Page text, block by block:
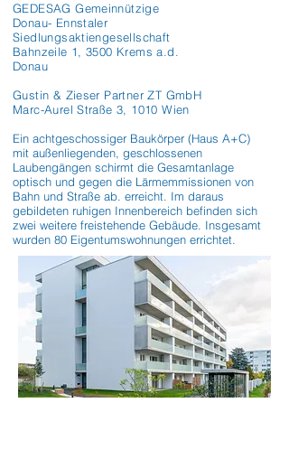
GEDESAG Gemeinnützige
Donau- Ennstaler
Siedlungsaktiengesellschaft
Bahnzeile 1, 3500 Krems a.d.
Donau
Gustin & Zieser Partner ZT GmbH
Marc-Aurel Straße 3, 1010 Wien
Ein achtgeschossiger Baukörper (Haus A+C)
mit außenliegenden, geschlossenen
Laubengängen schirmt die Gesamtanlage
optisch und gegen die Lärmemmissionen von
Bahn und Straße ab. erreicht. Im daraus
gebildeten ruhigen Innenbereich befinden sich
zwei weitere freistehende Gebäude. Insgesamt
wurden 80 Eigentumswohnungen errichtet.